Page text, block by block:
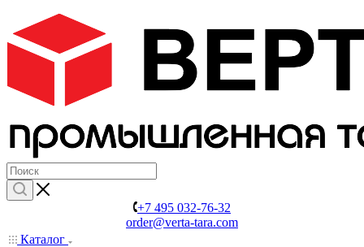
+7 495 032-76-32
order@verta-tara.com
Каталог